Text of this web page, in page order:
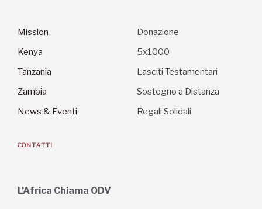
Mission
Kenya
Tanzania
Zambia
News & Eventi
Donazione
5x1000
Lasciti Testamentari
Sostegno a Distanza
Regali Solidali
CONTATTI
L’Africa Chiama ODV